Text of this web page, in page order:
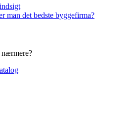
man det bedste byggefirma?
nærmere?